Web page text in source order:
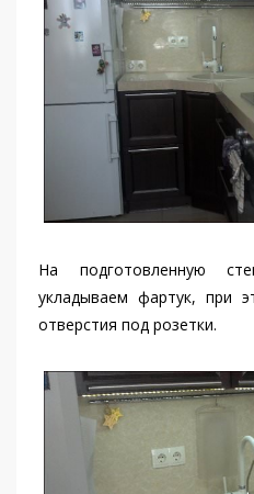
На подготовленную
укладываем фартук, при
отверстия под розетки.